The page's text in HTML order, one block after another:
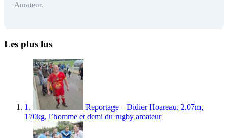
Amateur.
Les plus lus
1.
Reportage – Didier Hoareau, 2.07m,
170kg, l’homme et demi du rugby amateur